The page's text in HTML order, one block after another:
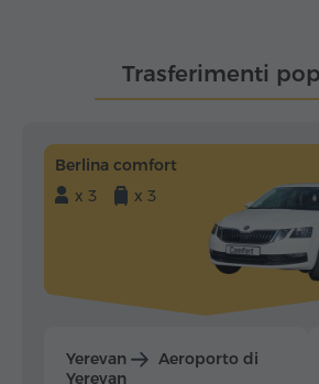
Trasferimenti
Berlina comfort
x 3
x 3
Yerevan
Aeroporto di
Yerevan